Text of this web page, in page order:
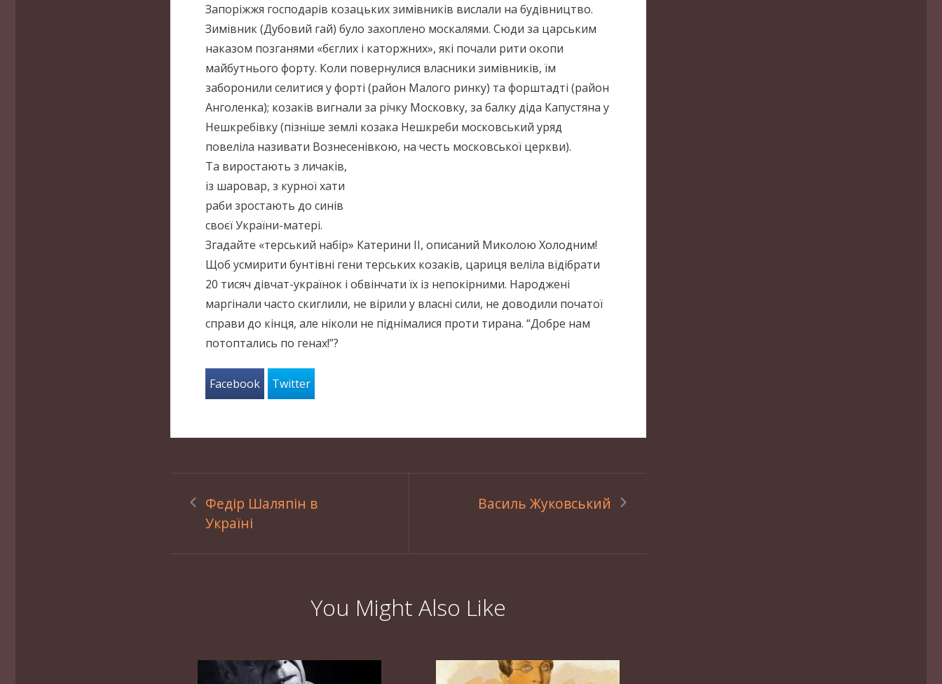
Запоріжжя господарів козацьких зимівників вислали на будівництво.
Зимівник (Дубовий гай) було захоплено москалями. Сюди за царським
наказом позганями «бєглих і каторжних», які почали рити окопи
майбутнього форту. Коли повернулися власники зимівників, їм
заборонили селитися у форті (район Малого ринку) та форштадті (район
Анголенка); козаків вигнали за річку Московку, за балку діда Капустяна у
Нешкребівку (пізніше землі козака Нешкреби московський уряд
повеліла називати Вознесенівкою, на честь московської церкви).
Та виростають з личаків,
із шаровар, з курної хати
раби зростають до синів
своєї України-матері.
Згадайте «терський набір» Катерини ІІ, описаний Миколою Холодним!
Щоб усмирити бунтівні гени терських козаків, цариця веліла відібрати
20 тисяч дівчат-українок і обвінчати їх із непокірними. Народжені
маргінали часто скиглили, не вірили у власні сили, не доводили початої
справи до кінця, але ніколи не піднімалися проти тирана. “Добре нам
потоптались по генах!”?
Facebook Twitter
Федір Шаляпін в
Україні
Василь Жуковський
You Might Also Like